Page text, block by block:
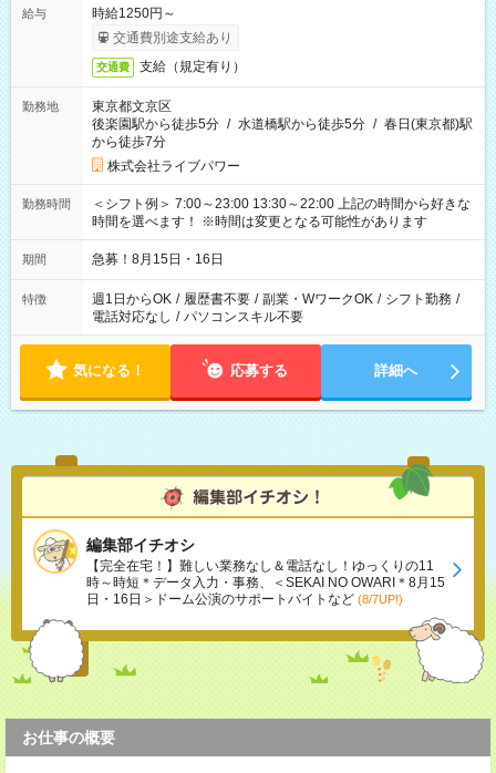
給与
時給1250円～
交通費別途支給あり
交通費 支給（規定有り）
勤務地
東京都文京区
後楽園駅から徒歩5分 / 水道橋駅から徒歩5分 / 春日(東京都)駅
から徒歩7分
株式会社ライブパワー
勤務時間
＜シフト例＞ 7:00～23:00 13:30～22:00 上記の時間から好きな
時間を選べます！ ※時間は変更となる可能性があります
期間 急募！8月15日・16日
特徴 週1日からOK / 履歴書不要 / 副業・WワークOK / シフト勤務 /
電話対応なし / パソコンスキル不要
気になる！ 応募する 詳細へ
編集部イチオシ
【完全在宅！】難しい業務なし＆電話なし！ゆっくりの11
時～時短＊データ入力・事務、＜SEKAI NO OWARI＊8月15
日・16日＞ドーム公演のサポートバイトなど (8/7UP!)
お仕事の概要